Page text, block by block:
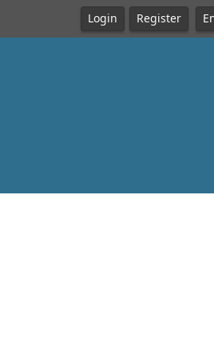
Login Register